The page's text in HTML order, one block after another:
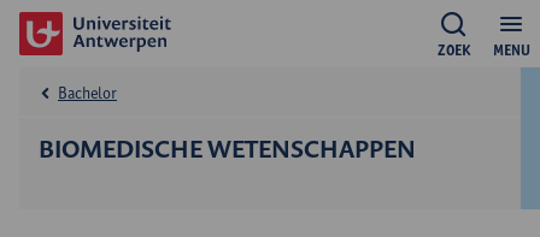
MENU
ZOEK
BIOMEDISCHE WETENSCHAPPEN
Bachelor